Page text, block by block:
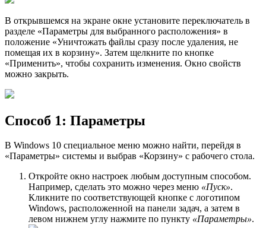
В открывшемся на экране окне установите переключатель в
разделе «Параметры для выбранного расположения» в
положение «Уничтожать файлы сразу после удаления, не
помещая их в корзину». Затем щелкните по кнопке
«Применить», чтобы сохранить изменения. Окно свойств
можно закрыть.
Способ 1: Параметры
В Windows 10 специальное меню можно найти, перейдя в
«Параметры» системы и выбрав «Корзину» с рабочего стола.
Откройте окно настроек любым доступным способом.
Например, сделать это можно через меню «Пуск».
Кликните по соответствующей кнопке с логотипом
Windows, расположенной на панели задач, а затем в
левом нижнем углу нажмите по пункту «Параметры».